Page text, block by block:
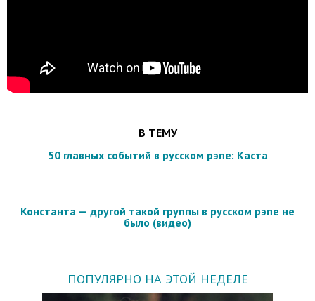
В ТЕМУ
50 главных событий в русском рэпе: Каста
Константа — другой такой группы в русском рэпе не
было (видео)
ПОПУЛЯРНО НА ЭТОЙ НЕДЕЛЕ